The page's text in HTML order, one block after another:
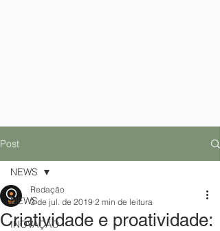
Post
NEWS
INOVAÇÃO
NEWS
Criatividade e proatividade:
Redação
3 de jul. de 2019 2 min de leitura